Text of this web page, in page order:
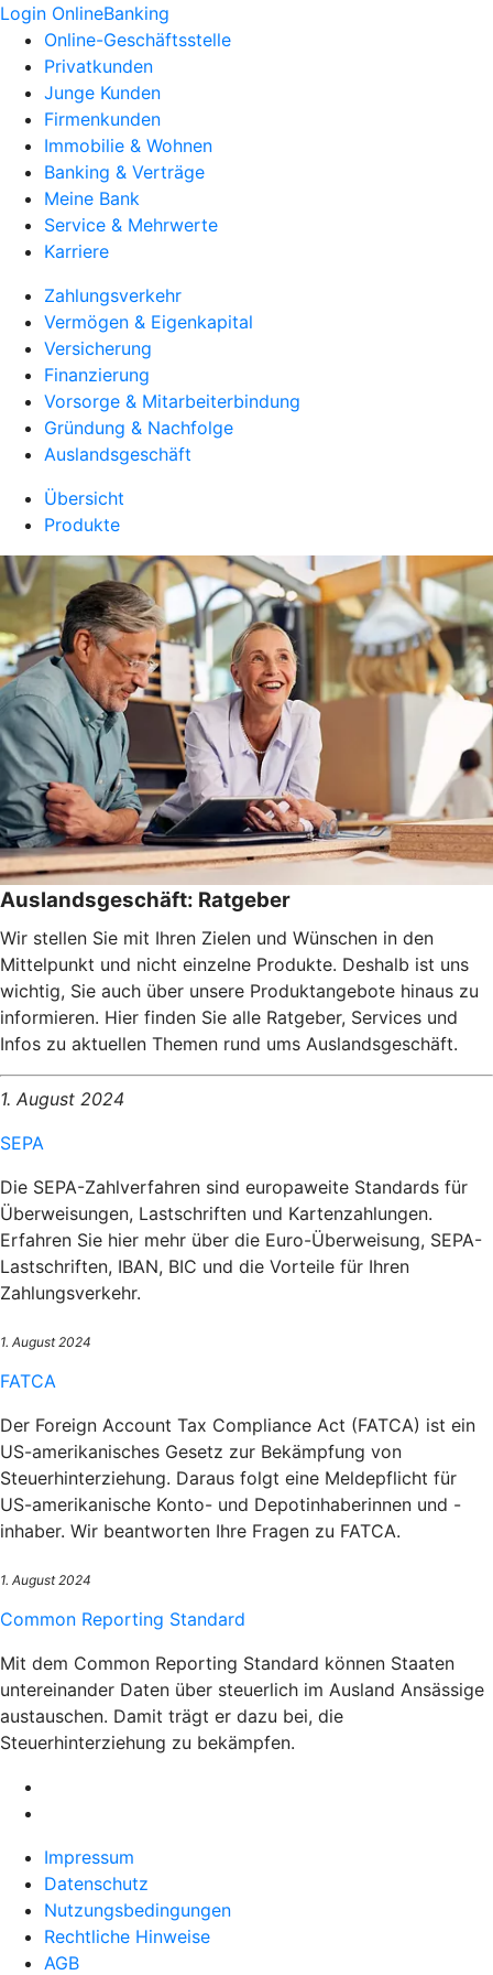
Login OnlineBanking
Online-Geschäftsstelle
Privatkunden
Junge Kunden
Firmenkunden
Immobilie & Wohnen
Banking & Verträge
Meine Bank
Service & Mehrwerte
Karriere
Zahlungsverkehr
Vermögen & Eigenkapital
Versicherung
Finanzierung
Vorsorge & Mitarbeiterbindung
Gründung & Nachfolge
Auslandsgeschäft
Übersicht
Produkte
Auslandsgeschäft: Ratgeber
Wir stellen Sie mit Ihren Zielen und Wünschen in den
Mittelpunkt und nicht einzelne Produkte. Deshalb ist uns
wichtig, Sie auch über unsere Produktangebote hinaus zu
informieren. Hier finden Sie alle Ratgeber, Services und
Infos zu aktuellen Themen rund ums Auslandsgeschäft.
1. August 2024
SEPA
Die SEPA-Zahlverfahren sind europaweite Standards für
Überweisungen, Lastschriften und Kartenzahlungen.
Erfahren Sie hier mehr über die Euro-Überweisung, SEPA-
Lastschriften, IBAN, BIC und die Vorteile für Ihren
Zahlungsverkehr.
1. August 2024
FATCA
Der Foreign Account Tax Compliance Act (FATCA) ist ein
US-amerikanisches Gesetz zur Bekämpfung von
Steuerhinterziehung. Daraus folgt eine Meldepflicht für
US-amerikanische Konto- und Depotinhaberinnen und -
inhaber. Wir beantworten Ihre Fragen zu FATCA.
1. August 2024
Common Reporting Standard
Mit dem Common Reporting Standard können Staaten
untereinander Daten über steuerlich im Ausland Ansässige
austauschen. Damit trägt er dazu bei, die
Steuerhinterziehung zu bekämpfen.
Impressum
Datenschutz
Nutzungsbedingungen
Rechtliche Hinweise
AGB